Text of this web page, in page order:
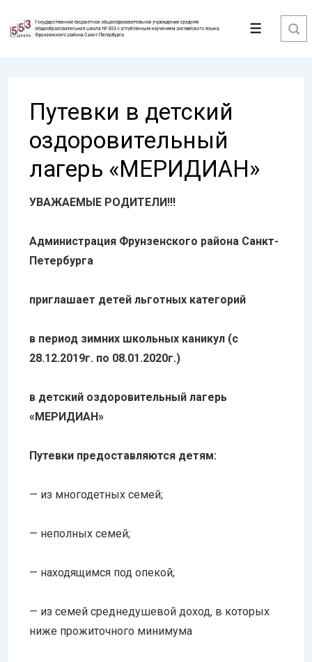
Перейти
Меню
Путевки в детский
оздоровительный
лагерь «МЕРИДИАН»
УВАЖАЕМЫЕ РОДИТЕЛИ!!!
Администрация Фрунзенского района Санкт-
Петербурга
приглашает детей льготных категорий
в период зимних школьных каникул (с
28.12.2019г. по 08.01.2020г.)
в детский оздоровительный лагерь
«МЕРИДИАН»
Путевки предоставляются детям:
— из многодетных семей;
— неполных семей;
— находящимся под опекой;
— из семей среднедушевой доход, в которых
ниже прожиточного минимума